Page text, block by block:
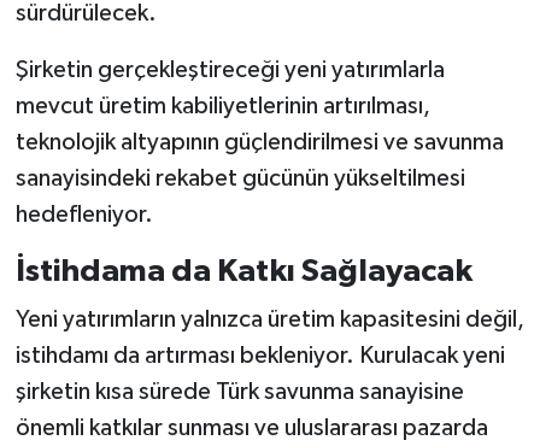
sürdürülecek.
Şirketin gerçekleştireceği yeni yatırımlarla
mevcut üretim kabiliyetlerinin artırılması,
teknolojik altyapının güçlendirilmesi ve savunma
sanayisindeki rekabet gücünün yükseltilmesi
hedefleniyor.
İstihdama da Katkı Sağlayacak
Yeni yatırımların yalnızca üretim kapasitesini değil,
istihdamı da artırması bekleniyor. Kurulacak yeni
şirketin kısa sürede Türk savunma sanayisine
önemli katkılar sunması ve uluslararası pazarda